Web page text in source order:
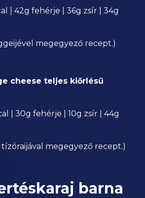
| 42g fehérje | 36g zsír | 34g
megegyező recept.)
cheese teljes kiőrlésű
| 30g fehérje | 10g zsír | 44g
tízóraijával megegyező recept.)
barna